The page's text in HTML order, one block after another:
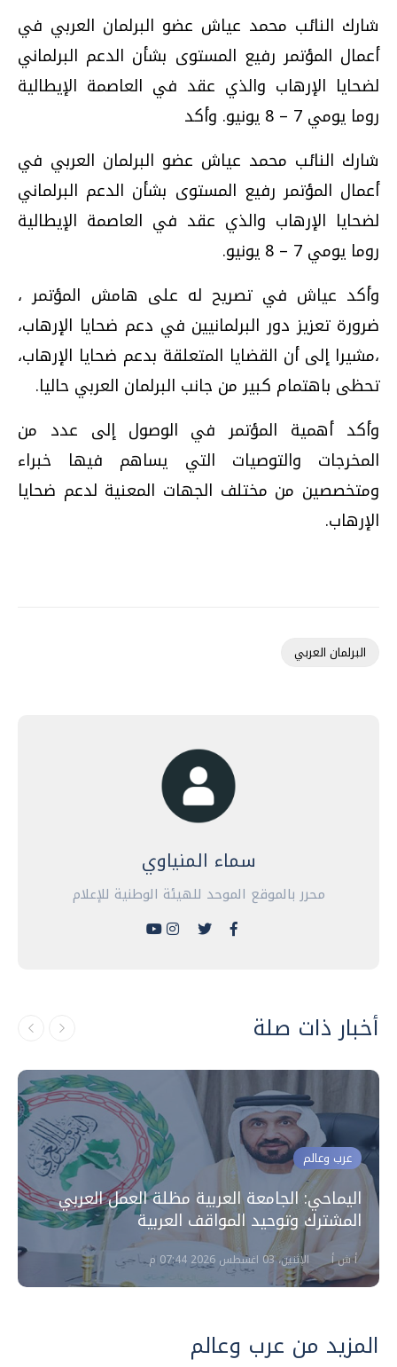
شارك النائب محمد عياش عضو البرلمان العربي في
أعمال المؤتمر رفيع المستوى بشأن الدعم البرلماني
لضحايا الإرهاب والذي عقد في العاصمة الإيطالية
روما يومي 7 – 8 يونيو. وأكد
شارك النائب محمد عياش عضو البرلمان العربي في
أعمال المؤتمر رفيع المستوى بشأن الدعم البرلماني
لضحايا الإرهاب والذي عقد في العاصمة الإيطالية
روما يومي 7 – 8 يونيو.
وأكد عياش في تصريح له على هامش المؤتمر ،
ضرورة تعزيز دور البرلمانيين في دعم ضحايا الإرهاب،
،مشيرا إلى أن القضايا المتعلقة بدعم ضحايا الإرهاب،
تحظى باهتمام كبير من جانب البرلمان العربي حاليا.
وأكد أهمية المؤتمر في الوصول إلى عدد من
المخرجات والتوصيات التي يساهم فيها خبراء
ومتخصصين من مختلف الجهات المعنية لدعم ضحايا
الإرهاب.
البرلمان العربي
سماء المنياوي
محرر بالموقع الموحد للهيئة الوطنية للإعلام
أخبار ذات صلة
عرب وعالم
اليماحي: الجامعة العربية مظلة العمل العربي
المشترك وتوحيد المواقف العربية
أ ش أ الإثنين، 03 اغسطس 2026 07:44 م
المزيد من عرب وعالم